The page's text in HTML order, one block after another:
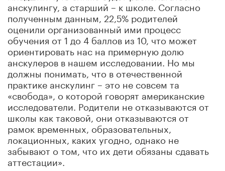
анскулингу, а старший – к школе. Согласно
полученным данным, 22,5% родителей
оценили организованный ими процесс
обучения от 1 до 4 баллов из 10, что может
ориентировать нас на примерную долю
анскулеров в нашем исследовании. Но мы
должны понимать, что в отечественной
практике анскулинг – это не совсем та
«свобода», о которой говорят американские
исследователи. Родители не отказываются от
школы как таковой, они отказываются от
рамок временных, образовательных,
локационных, каких угодно, однако не
забывают о том, что их дети обязаны сдавать
аттестации».